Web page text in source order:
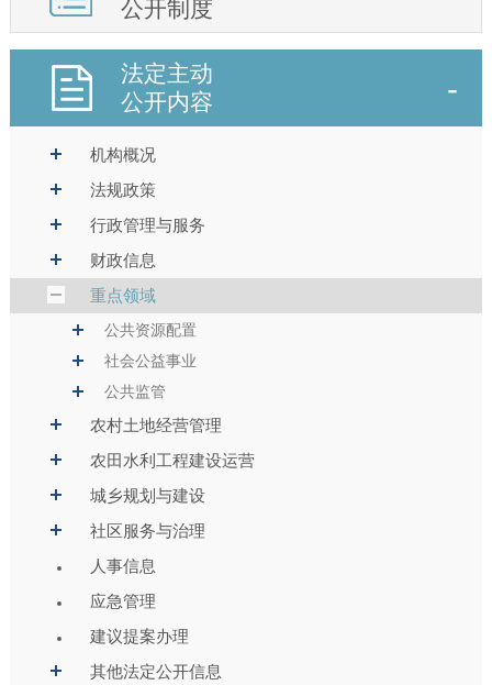
公开制度
法定主动
公开内容
机构概况
法规政策
行政管理与服务
财政信息
重点领域
公共资源配置
社会公益事业
公共监管
农村土地经营管理
农田水利工程建设运营
城乡规划与建设
社区服务与治理
人事信息
应急管理
建议提案办理
其他法定公开信息